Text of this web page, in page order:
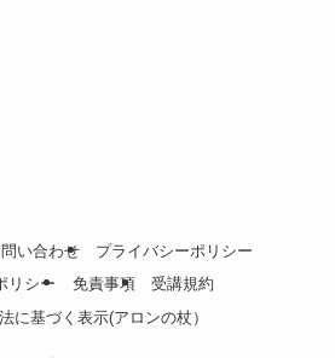
い合わせ
プライバシーポリシー
リシー
免責事項
受講規約
に基づく表示(アロンの杖）